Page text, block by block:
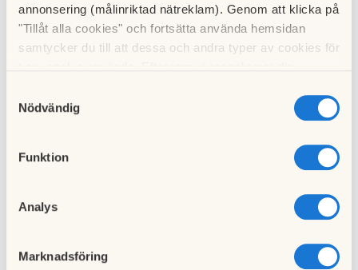
annonsering (målinriktad nätreklam). Genom att klicka på
"Tillåt alla cookies" och fortsätta använda hemsidan
samtycker du till att dessa och andra typer av cookies för
cookies och välja att endast tillåta ett urval.
Nödvändig
Funktion
Analys
Marknadsföring
tömmer våra avfallsfraktioner.
Detta innebär att det kommer bli begränsad framkomlighet
Vänligen respektera skyltar och avspärrningar under tiden.
Mvh Styrelsen